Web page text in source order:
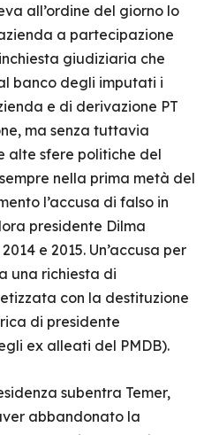
all’ordine del giorno lo
a partecipazione
giudiziaria che
banco degli imputati i
e di derivazione PT
ma senza tuttavia
alte sfere politiche del
nella prima metà del
l’accusa di falso in
presidente Dilma
e 2015. Un’accusa per
una richiesta di
con la destituzione
di presidente
ex alleati del PMDB).
subentra Temer,
abbandonato la